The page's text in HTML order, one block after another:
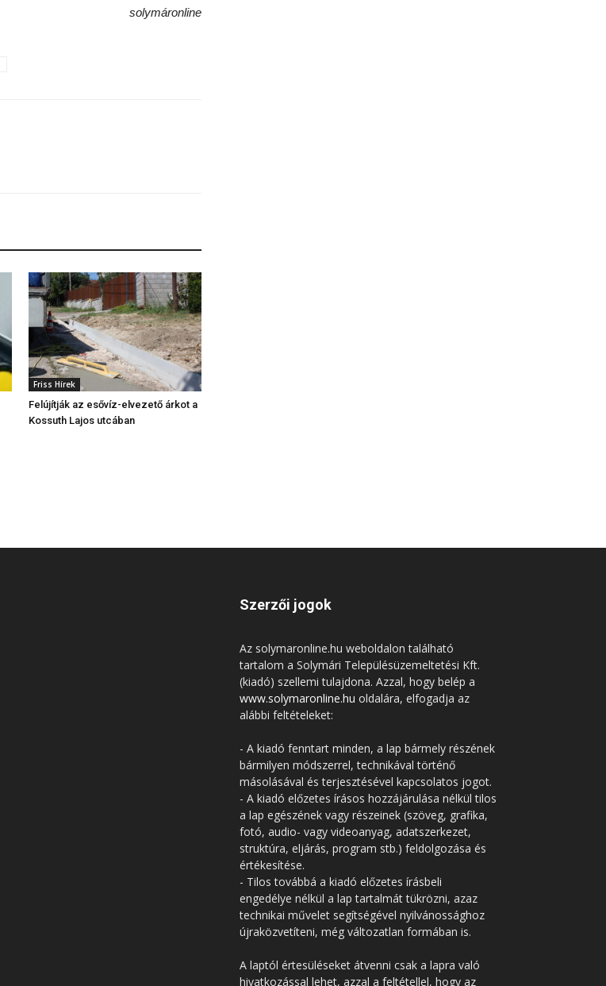
solymáronline
Friss Hírek
Felújítják az esővíz-elvezető árkot a
Kossuth Lajos utcában
Szerzői jogok
Az solymaronline.hu weboldalon található
tartalom a Solymári Településüzemeltetési Kft.
(kiadó) szellemi tulajdona. Azzal, hogy belép a
www.solymaronline.hu oldalára, elfogadja az
alábbi feltételeket:
- A kiadó fenntart minden, a lap bármely részének
bármilyen módszerrel, technikával történő
másolásával és terjesztésével kapcsolatos jogot.
- A kiadó előzetes írásos hozzájárulása nélkül tilos
a lap egészének vagy részeinek (szöveg, grafika,
fotó, audio- vagy videoanyag, adatszerkezet,
struktúra, eljárás, program stb.) feldolgozása és
értékesítése.
- Tilos továbbá a kiadó előzetes írásbeli
engedélye nélkül a lap tartalmát tükrözni, azaz
technikai művelet segítségével nyilvánossághoz
újraközvetíteni, még változatlan formában is.
A laptól értesüléseket átvenni csak a lapra való
hivatkozással lehet, azzal a feltétellel, hogy az